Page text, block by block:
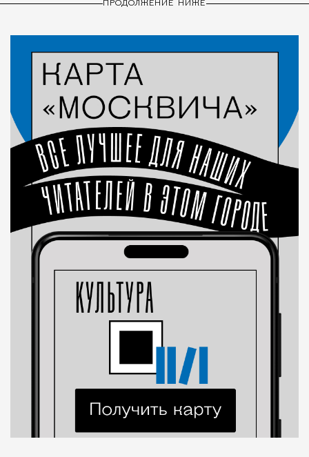
ПРОДОЛЖЕНИЕ НИЖЕ